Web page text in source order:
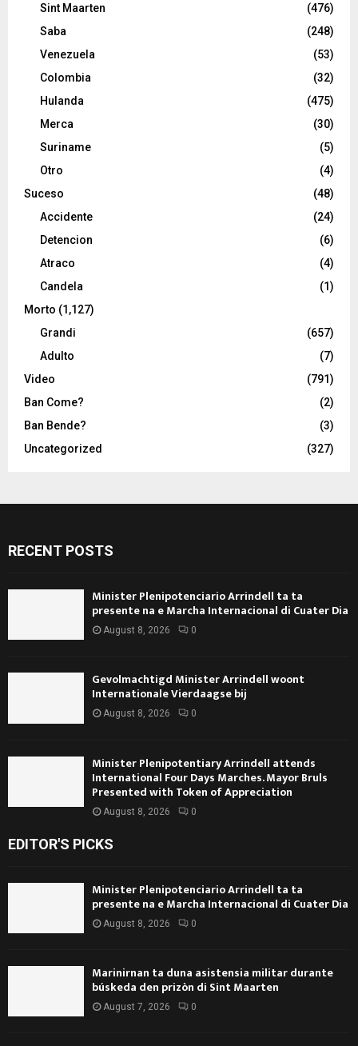
Sint Maarten
(476)
Saba
(248)
Venezuela
(53)
Colombia
(32)
Hulanda
(475)
Merca
(30)
Suriname
(5)
Otro
(4)
Suceso
(48)
Accidente
(24)
Detencion
(6)
Atraco
(4)
Candela
(1)
Morto (1,127)
Grandi
(657)
Adulto
(7)
Video
(791)
Ban Come?
(2)
Ban Bende?
(3)
Uncategorized
(327)
RECENT POSTS
Minister Plenipotenciario Arrindell ta ta
presente na e Marcha Internacional di Cuater Dia
August 8, 2026 0
Gevolmachtigd Minister Arrindell woont
Internationale Vierdaagse bij
August 8, 2026 0
Minister Plenipotentiary Arrindell attends
International Four Days Marches. Mayor Bruls
Presented with Token of Appreciation
August 8, 2026 0
EDITOR'S PICKS
Minister Plenipotenciario Arrindell ta ta
presente na e Marcha Internacional di Cuater Dia
August 8, 2026 0
Marinirnan ta duna asistensia militar durante
búskeda den prizòn di Sint Maarten
August 7, 2026 0